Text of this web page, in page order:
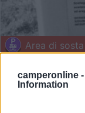
camperonline -
Information
Area di
Area camper